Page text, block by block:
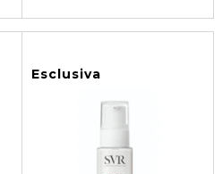
Esclusiva